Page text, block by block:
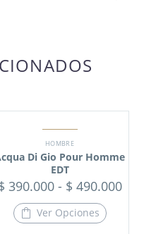
HOMBRE
Di Gio Pour Homme
EDT
390.000 - $ 490.000
Ver Opciones